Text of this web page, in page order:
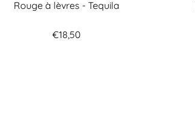
Rouge à lèvres - Tequila
€18,50